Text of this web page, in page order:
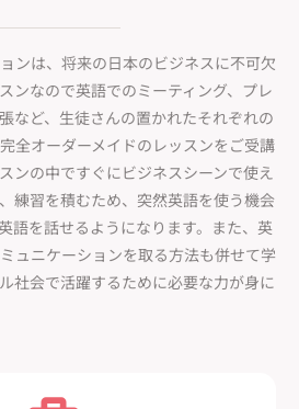
ンは、将来の日本のビジネスに不可欠
ンなので英語でのミーティング、プレ
など、生徒さんの置かれたそれぞれの
全オーダーメイドのレッスンをご受講
ンの中ですぐにビジネスシーンで使え
練習を積むため、突然英語を使う機会
語を話せるようになります。また、英
ュニケーションを取る方法も併せて学
社会で活躍するために必要な力が身に